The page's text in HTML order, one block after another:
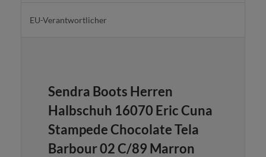
EU-Verantwortlicher
Sendra Boots Herren
Halbschuh 16070 Eric Cuna
Stampede Chocolate Tela
Barbour 02 C/89 Marron